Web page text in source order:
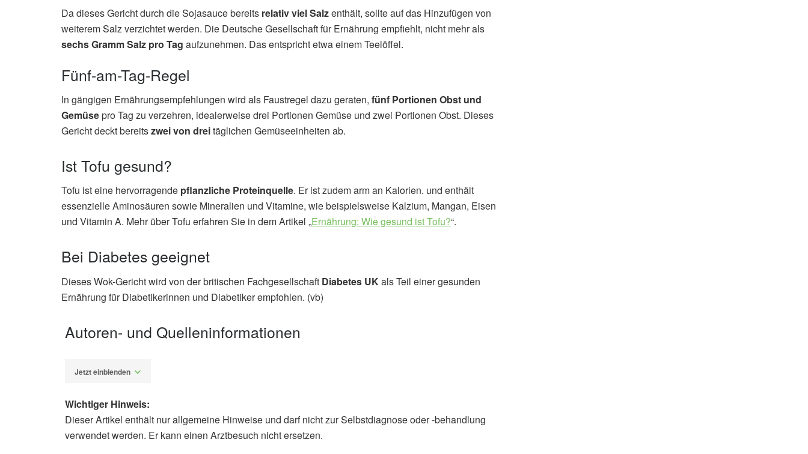
Da dieses Gericht durch die Sojasauce bereits relativ viel Salzenthält, sollte auf das Hinzufügen von
weiterem Salz verzichtet werden. Die Deutsche Gesellschaft für Ernährung empfiehlt, nicht mehr als
sechs Gramm Salz pro Tag aufzunehmen. Das entspricht etwa einem Teelöffel.
Fünf-am-Tag-Regel
In gängigen Ernährungsempfehlungen wird als Faustregel dazu geraten, fünf Portionen Obst und
Gemüsepro Tag zu verzehren, idealerweise drei Portionen Gemüse und zwei Portionen Obst. Dieses
Gericht deckt bereitszwei von dreitäglichen Gemüseeinheiten ab.
Ist Tofu gesund?
Tofu ist eine hervorragende pflanzliche Proteinquelle. Er ist zudem arm an Kalorien. und enthält
essenzielle Aminosäuren sowie Mineralien und Vitamine, wie beispielsweise Kalzium, Mangan, Eisen
und Vitamin A. Mehr über Tofu erfahren Sie in dem Artikel „Ernährung: Wie gesund ist Tofu?“.
Bei Diabetes geeignet
Dieses Wok-Gericht wird von der britischen Fachgesellschaft Diabetes UKals Teil einer gesunden
Ernährung für Diabetikerinnen und Diabetiker empfohlen. (vb)
Autoren- und Quelleninformationen
Jetzt einblenden
Diplom-Redakteur (FH) Volker Blasek
Wichtiger Hinweis:
Dieser Artikel enthält nur allgemeine Hinweise und darf nicht zur Selbstdiagnose oder -behandlung
verwendet werden. Er kann einen Arztbesuch nicht ersetzen.